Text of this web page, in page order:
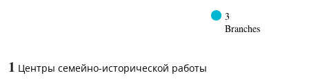
3
Branches
1 Центры семейно-исторической работы